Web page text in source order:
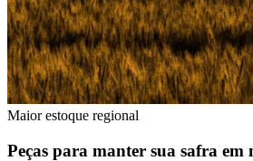
Maior estoque regional
Peças para manter sua safra em